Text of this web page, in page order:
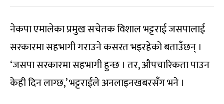
नेकपा एमालेका प्रमुख सचेतक विशाल भट्टराई जसपालाई
सरकारमा सहभागी गराउने कसरत भइरहेको बताउँछन् ।
‘जसपा सरकारमा सहभागी हुन्छ । तर, औपचारिकता पाउन
केही दिन लाग्छ,’ भट्टराईले अनलाइनखबरसँग भने ।